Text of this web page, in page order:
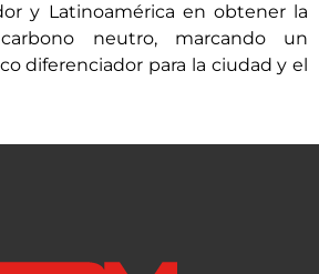
y Latinoamérica en obtener la
neutro, marcando un
diferenciador para la ciudad y el